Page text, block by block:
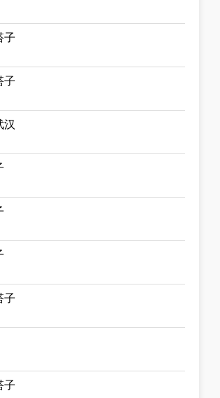
子
子
汉
子
子